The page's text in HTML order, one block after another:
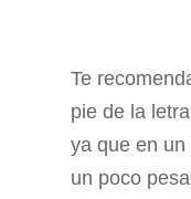
Te
pie de la
ya que en
un poco